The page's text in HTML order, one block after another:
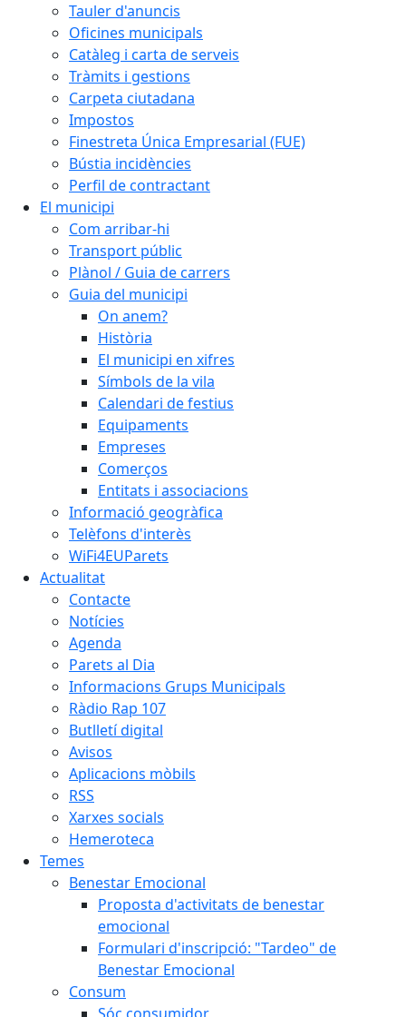
Tauler d'anuncis
Oficines municipals
Catàleg i carta de serveis
Tràmits i gestions
Carpeta ciutadana
Impostos
Finestreta Única Empresarial (FUE)
Bústia incidències
Perfil de contractant
El municipi
Com arribar-hi
Transport públic
Plànol / Guia de carrers
Guia del municipi
On anem?
Història
El municipi en xifres
Símbols de la vila
Calendari de festius
Equipaments
Empreses
Comerços
Entitats i associacions
Informació geogràfica
Telèfons d'interès
WiFi4EUParets
Actualitat
Contacte
Notícies
Agenda
Parets al Dia
Informacions Grups Municipals
Ràdio Rap 107
Butlletí digital
Avisos
Aplicacions mòbils
RSS
Xarxes socials
Hemeroteca
Temes
Benestar Emocional
Proposta d'activitats de benestar
emocional
Formulari d'inscripció: "Tardeo" de
Benestar Emocional
Consum